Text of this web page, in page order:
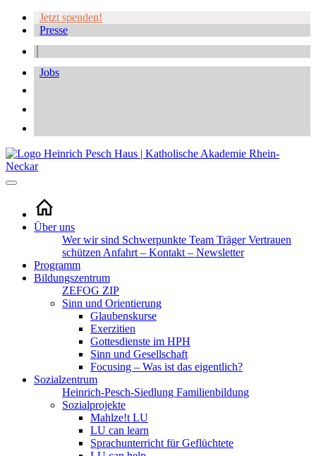
Jetzt spenden!
Presse
Jobs
Über uns
Wer wir sind Schwerpunkte Team TrägerVertrauen
schützen Anfahrt – Kontakt – Newsletter
Programm
Bildungszentrum
ZEFOG ZIP
Sinn und Orientierung
Glaubenskurse
Exerzitien
Gottesdienste im HPH
Sinn und Gesellschaft
Focusing – Was ist das eigentlich?
Sozialzentrum
Heinrich-Pesch-Siedlung Familienbildung
Sozialprojekte
Mahlze!t LU
LU can learn
Sprachunterricht für Geflüchtete